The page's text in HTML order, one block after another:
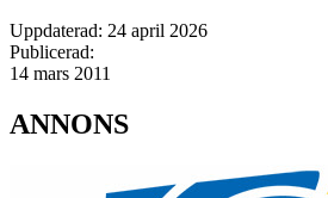
Uppdaterad: 24 april 2026
Publicerad:
14 mars 2011
ANNONS